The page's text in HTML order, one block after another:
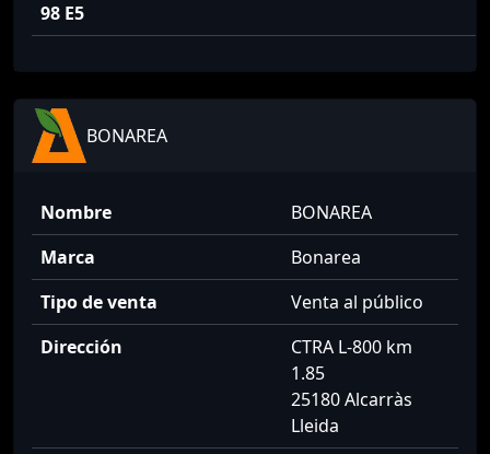
98 E5
BONAREA
Nombre
BONAREA
Marca
Bonarea
Tipo de venta
Venta al público
Dirección
CTRA L-800 km
1.85
25180 Alcarràs
Lleida